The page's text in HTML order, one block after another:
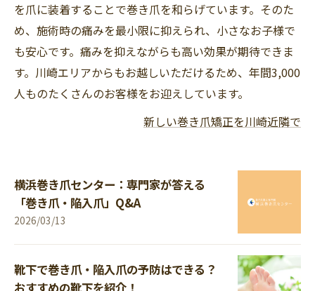
を爪に装着することで巻き爪を和らげています。そのた
め、施術時の痛みを最小限に抑えられ、小さなお子様で
も安心です。痛みを抑えながらも高い効果が期待できま
す。川崎エリアからもお越しいただけるため、年間3,000
人ものたくさんのお客様をお迎えしています。
新しい巻き爪矯正を川崎近隣で
横浜巻き爪センター：専門家が答える
「巻き爪・陥入爪」Q&A
2026/03/13
靴下で巻き爪・陥入爪の予防はできる？
おすすめの靴下を紹介！